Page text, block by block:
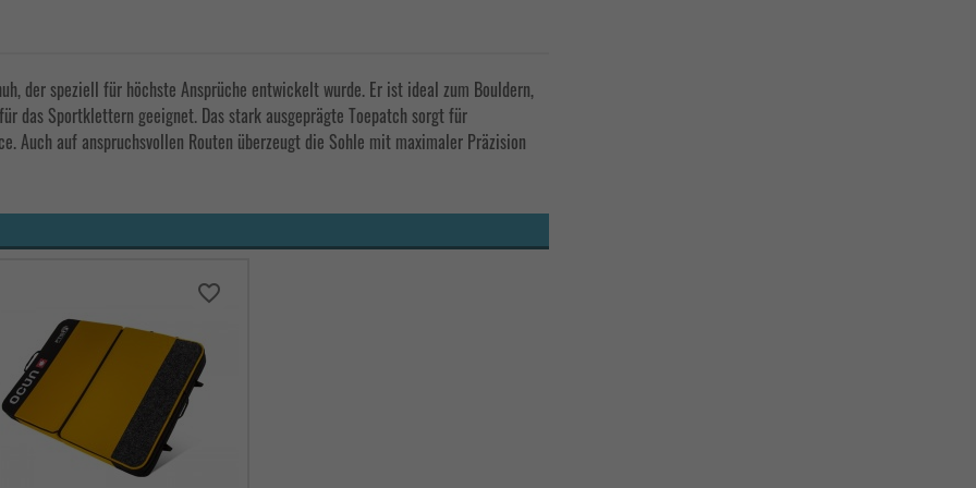
der speziell für höchste Ansprüche entwickelt wurde. Er ist ideal zum Bouldern,
das Sportklettern geeignet. Das stark ausgeprägte Toepatch sorgt für
Auch auf anspruchsvollen Routen überzeugt die Sohle mit maximaler Präzision
favorite_border